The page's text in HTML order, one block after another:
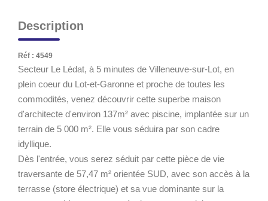
Description
Réf : 4549
Secteur Le Lédat, à 5 minutes de Villeneuve-sur-Lot, en
plein coeur du Lot-et-Garonne et proche de toutes les
commodités, venez découvrir cette superbe maison
d'architecte d'environ 137m² avec piscine, implantée sur un
terrain de 5 000 m². Elle vous séduira par son cadre
idyllique.
Dès l'entrée, vous serez séduit par cette pièce de vie
traversante de 57,47 m² orientée SUD, avec son accès à la
terrasse (store électrique) et sa vue dominante sur la